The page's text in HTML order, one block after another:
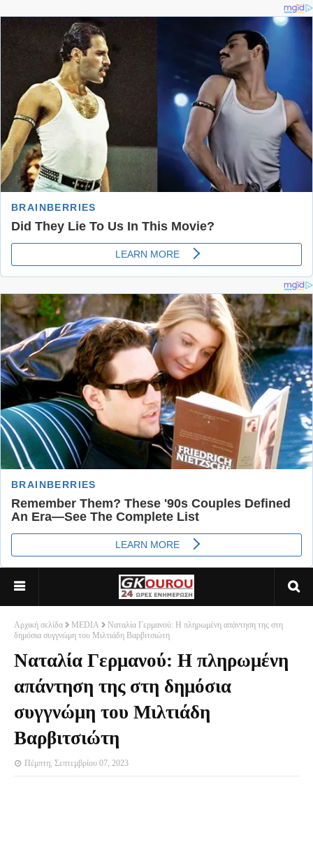
Αρχική σελίδα MEDIA
Ναταλία Γερμανού: Η πληρωμένη απάντηση της στη
δημόσια συγγνώμη του Μιλτιάδη Βαρβιτσιώτη
Ναταλία Γερμανού: Η πληρωμένη
απάντηση της στη δημόσια
συγγνώμη του Μιλτιάδη
Βαρβιτσιώτη
Πέμπτη, Σεπτεμβρίου 07, 2023